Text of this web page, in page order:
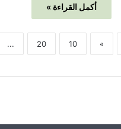
أكمل القراءة »
»
10
20
...